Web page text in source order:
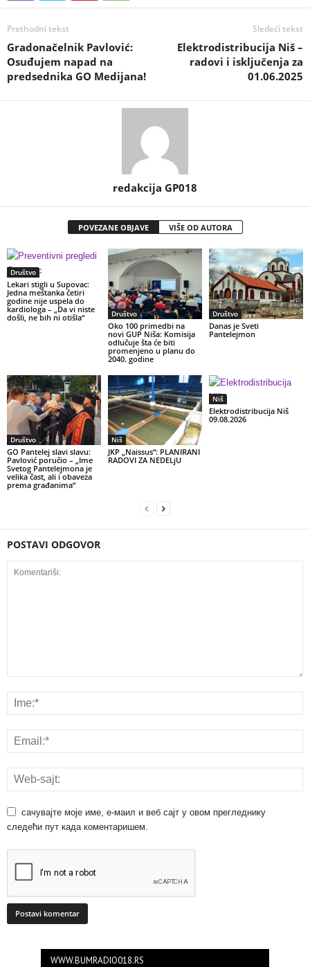
Prethodni tekst
Gradonačelnik Pavlović:
Osuđujem napad na
predsednika GO Medijana!
Sledeći tekst
Elektrodistribucija Niš –
radovi i isključenja za
01.06.2025
redakcija GP018
POVEZANE OBJAVE VIŠE OD AUTORA
Društvo
Lekari stigli u Supovac:
Jedna meštanka četiri
godine nije uspela do
kardiologa – „Da vi niste
došli, ne bih ni otišla“
Društvo
Oko 100 primedbi na
novi GUP Niša: Komisija
odlučuje šta će biti
promenjeno u planu do
2040. godine
Društvo
Danas je Sveti
Pantelejmon
Društvo
GO Pantelej slavi slavu:
Pavlović poručio – „Ime
Svetog Pantelejmona je
velika čast, ali i obaveza
prema građanima“
Niš
JKP „Naissus“: PLANIRANI
RADOVI ZA NEDELjU
Niš
Elektrodistribucija Niš
09.08.2026
POSTAVI ODGOVOR
сачувајте моје име, е-маил и веб сајт у овом прегледнику
следећи пут када коментаришем.
WWW.BUMRADIO018.RS